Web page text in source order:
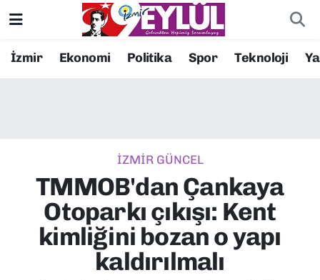
İzmir Ekonomi Politika Spor Teknoloji
İZMİR GÜNCEL
TMMOB'dan Çankaya
Otoparkı çıkışı: Kent
kimliğini bozan o yapı
kaldırılmalı
Resmi İlanlar
EKONOMİ
KÜLTÜR SANAT
MAGAZİN
Konak Nöbetçi Eczaneler
Süper Lig Puan Durumu ve Fikstür
Tüm Manşetler
Son Dakika Haberleri
Haber Arşivi